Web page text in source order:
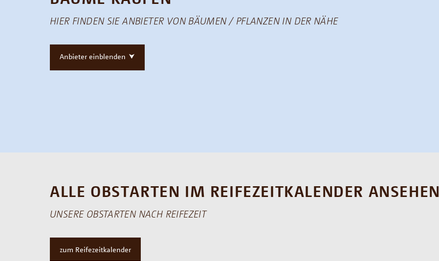
HIER FINDEN SIE ANBIETER VON BÄUMEN / PFLANZEN IN DER NÄHE
Anbieter einblenden
ALLE OBSTARTEN IM REIFEZEITKALENDER ANSEHEN
UNSERE OBSTARTEN NACH REIFEZEIT
zum Reifezeitkalender